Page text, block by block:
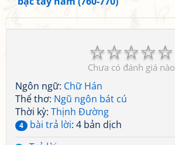
☆
☆
☆
☆
☆
Chưa có đánh giá nào
Ngôn ngữ: Chữ Hán
Thể thơ: Ngũ ngôn bát cú
Thời kỳ: Thịnh Đường
4 bài trả lời: 4 bản dịch